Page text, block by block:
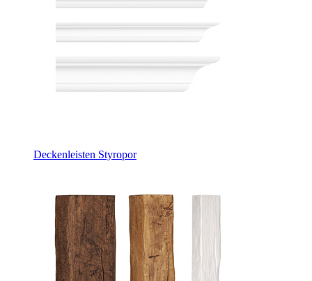
Deckenleisten Styropor